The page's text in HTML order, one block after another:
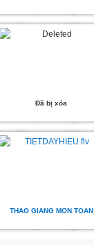
Đã bị xóa
THAO GIANG MON TOAN